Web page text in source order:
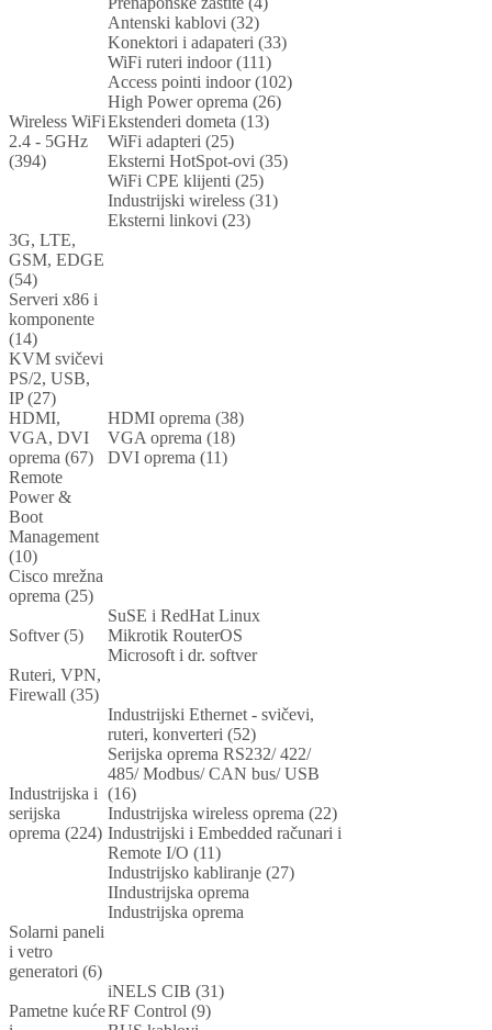
Antenski kablovi (32)
Konektori i adapateri (33)
Wireless WiFi
2.4 - 5GHz
(394)
WiFi ruteri indoor (111)
Access pointi indoor (102)
High Power oprema (26)
Ekstenderi dometa (13)
WiFi adapteri (25)
Eksterni HotSpot-ovi (35)
WiFi CPE klijenti (25)
Industrijski wireless (31)
Eksterni linkovi (23)
3G, LTE,
GSM, EDGE
(54)
Serveri x86 i
komponente
(14)
KVM svičevi
PS/2, USB,
IP (27)
HDMI,
VGA, DVI
oprema (67)
HDMI oprema (38)
VGA oprema (18)
DVI oprema (11)
Remote
Power &
Boot
Management
(10)
Cisco mrežna
oprema (25)
Softver (5)
SuSE i RedHat Linux
Mikrotik RouterOS
Microsoft i dr. softver
Ruteri, VPN,
Firewall (35)
Industrijska i
serijska
oprema (224)
Industrijski Ethernet - svičevi,
ruteri, konverteri (52)
Serijska oprema RS232/ 422/
485/ Modbus/ CAN bus/ USB
(16)
Industrijska wireless oprema (22)
Industrijski i Embedded računari i
Remote I/O (11)
Industrijsko kabliranje (27)
IIndustrijska oprema
Industrijska oprema
Solarni paneli
i vetro
generatori (6)
Pametne kuće
iNELS CIB (31)
RF Control (9)